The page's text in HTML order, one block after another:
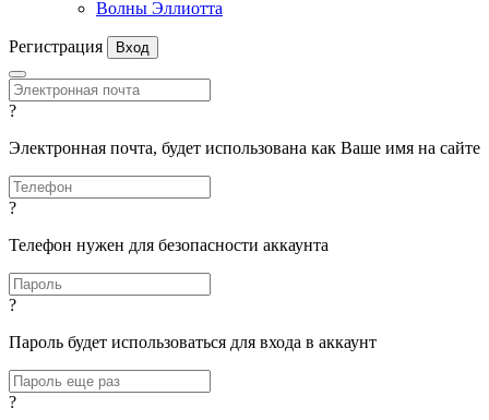
Волны Эллиотта
Регистрация Вход
?
Электронная почта, будет использована как Ваше имя на сайте
?
Телефон нужен для безопасности аккаунта
?
Пароль будет использоваться для входа в аккаунт
?